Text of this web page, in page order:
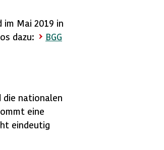
im Mai 2019 in
dazu:
BGG
nationalen
eine
eindeutig